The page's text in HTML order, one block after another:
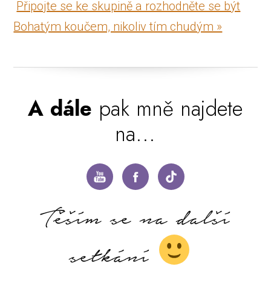
Připojte se ke skupině a rozhodněte se být
Bohatým koučem, nikoliv tím chudým »
A dále pak mně najdete
na...
Těším se na další
setkání